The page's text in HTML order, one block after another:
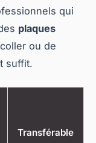
qui
plaques
ou de
suffit.
Transférable